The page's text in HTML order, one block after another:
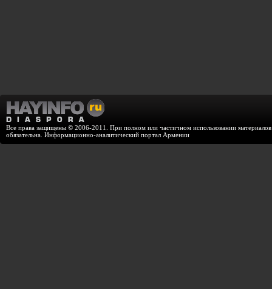
Все права защищены © 2006-2011. При полном или частичном использовании
обязательна. Информационно-аналитический портал Армении